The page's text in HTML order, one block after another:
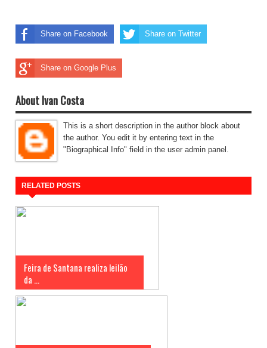
Share on Facebook Share on Twitter
Share on Google Plus
About Ivan Costa
This is a short description in the author block about
the author. You edit it by entering text in the
"Biographical Info" field in the user admin panel.
RELATED POSTS
Feira de Santana realiza leilão
da ...